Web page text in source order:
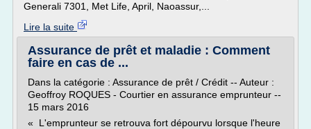
Generali 7301, Met Life, April, Naoassur,...
Lire la suite
Assurance de prêt et maladie : Comment
faire en cas de ...
Dans la catégorie : Assurance de prêt / Crédit -- Auteur :
Geoffroy ROQUES - Courtier en assurance emprunteur --
15 mars 2016
« L'emprunteur se retrouva fort dépourvu lorsque l'heure